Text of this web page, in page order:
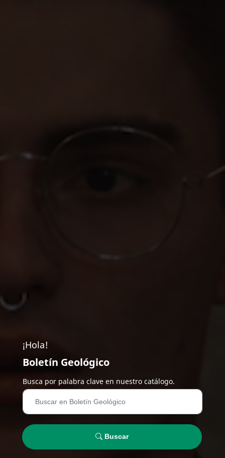
¡Hola!
Boletín Geológico
Busca por palabra clave en nuestro catálogo.
Buscar